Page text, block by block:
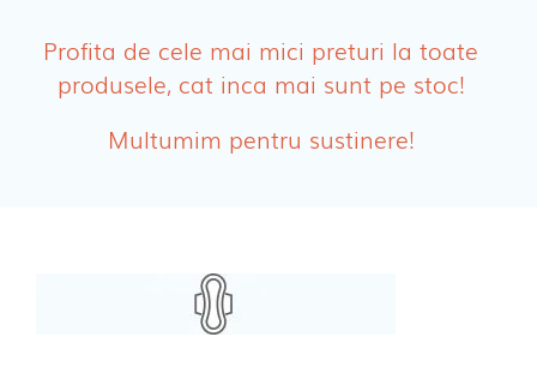
Absorbante Post-Natale
Absorbante Incontinenta Urinara
Profita de cele mai mici preturi la toate
produsele, cat inca mai sunt pe stoc!
Multumim pentru sustinere!